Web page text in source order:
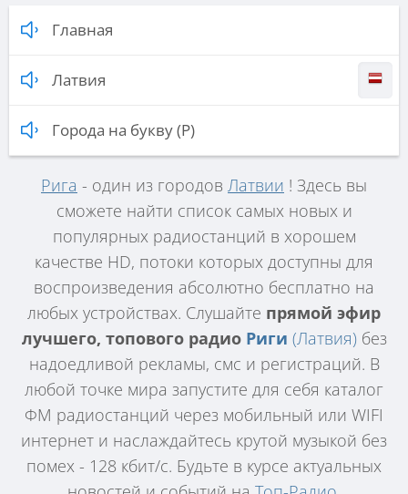
Главная
Латвия
Города на букву (Р)
Рига - один из городов Латвии ! Здесь вы
сможете найти список самых новых и
популярных радиостанций в хорошем
качестве HD, потоки которых доступны для
воспроизведения абсолютно бесплатно на
любых устройствах. Слушайте прямой эфир
лучшего, топового радио Риги (Латвия)без
надоедливой рекламы, смс и регистраций. В
любой точке мира запустите для себя каталог
ФМ радиостанций через мобильный или WIFI
интернет и наслаждайтесь крутой музыкой без
помех - 128 кбит/с. Будьте в курсе актуальных